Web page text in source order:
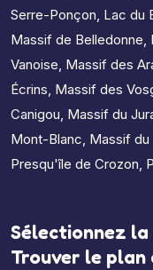
Serre-Ponçon, Lac du
Massif de Belledonne,
Vanoise, Massif des
Écrins, Massif des
Canigou, Massif du
Mont-Blanc, Massif du
Presqu'île de Crozon,
Sélectionnez
Trouver le